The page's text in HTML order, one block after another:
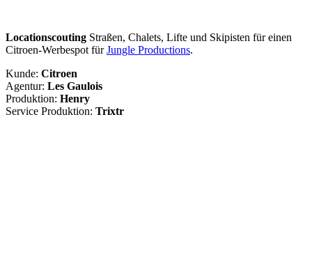
Locationscouting Straßen, Chalets, Lifte und Skipisten für einen
Citroen-Werbespot fürJungle Productions.
Kunde: Citroen
Agentur: Les Gaulois
Produktion: Henry
Service Produktion: Trixtr